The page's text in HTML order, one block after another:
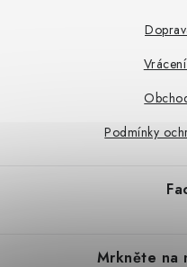
Podmínky
Mrkněte na